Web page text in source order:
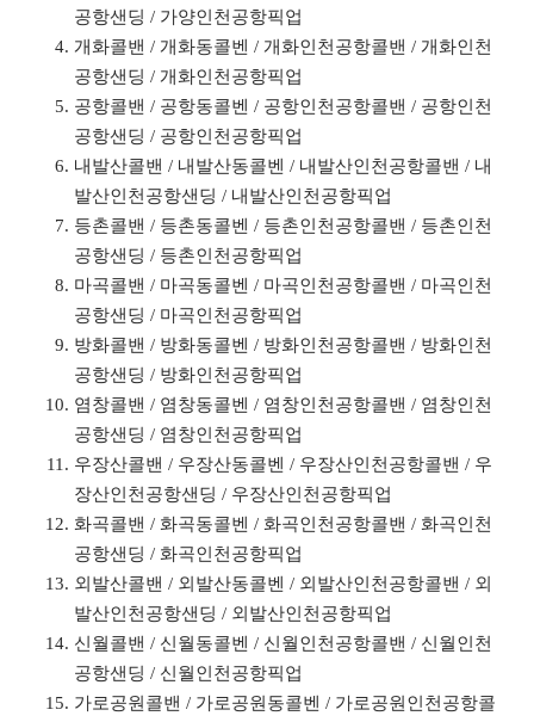
공항샌딩 / 가양인천공항픽업
개화콜밴 / 개화동콜벤 / 개화인천공항콜밴 / 개화인천
공항샌딩 / 개화인천공항픽업
공항콜밴 / 공항동콜벤 / 공항인천공항콜밴 / 공항인천
공항샌딩 / 공항인천공항픽업
내발산콜밴 / 내발산동콜벤 / 내발산인천공항콜밴 / 내
발산인천공항샌딩 / 내발산인천공항픽업
등촌콜밴 / 등촌동콜벤 / 등촌인천공항콜밴 / 등촌인천
공항샌딩 / 등촌인천공항픽업
마곡콜밴 / 마곡동콜벤 / 마곡인천공항콜밴 / 마곡인천
공항샌딩 / 마곡인천공항픽업
방화콜밴 / 방화동콜벤 / 방화인천공항콜밴 / 방화인천
공항샌딩 / 방화인천공항픽업
염창콜밴 / 염창동콜벤 / 염창인천공항콜밴 / 염창인천
공항샌딩 / 염창인천공항픽업
우장산콜밴 / 우장산동콜벤 / 우장산인천공항콜밴 / 우
장산인천공항샌딩 / 우장산인천공항픽업
화곡콜밴 / 화곡동콜벤 / 화곡인천공항콜밴 / 화곡인천
공항샌딩 / 화곡인천공항픽업
외발산콜밴 / 외발산동콜벤 / 외발산인천공항콜밴 / 외
발산인천공항샌딩 / 외발산인천공항픽업
신월콜밴 / 신월동콜벤 / 신월인천공항콜밴 / 신월인천
공항샌딩 / 신월인천공항픽업
가로공원콜밴 / 가로공원동콜벤 / 가로공원인천공항콜